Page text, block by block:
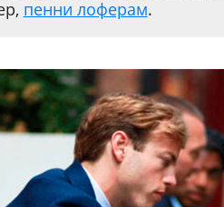
пенни лоферам.